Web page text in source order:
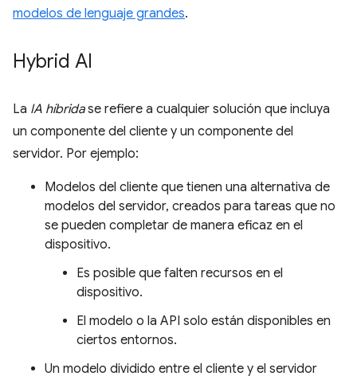
modelos de lenguaje grandes.
Hybrid AI
La IA híbridase refiere a cualquier solución que incluya
un componente del cliente y un componente del
servidor. Por ejemplo:
Modelos del cliente que tienen una alternativa de
modelos del servidor, creados para tareas que no
se pueden completar de manera eficaz en el
dispositivo.
Es posible que falten recursos en el
dispositivo.
El modelo o la API solo están disponibles en
ciertos entornos.
Un modelo dividido entre el cliente y el servidor